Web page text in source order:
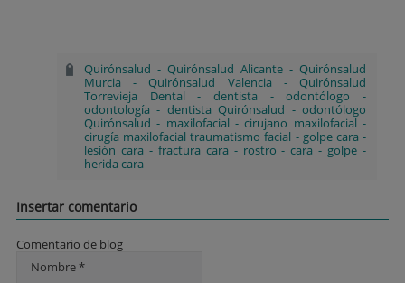
Quirónsalud - Quirónsalud Alicante - Quirónsalud
Murcia -Quirónsalud Valencia -Quirónsalud
Torrevieja Dental -dentista -odontólogo -
odontología - dentista Quirónsalud -odontólogo
Quirónsalud - maxilofacial -cirujano maxilofacial -
cirugía maxilofacial traumatismo facial - golpe cara -
lesión cara - fractura cara - rostro -cara - golpe -
herida cara
Insertar comentario
Comentario de blog
Nombre *